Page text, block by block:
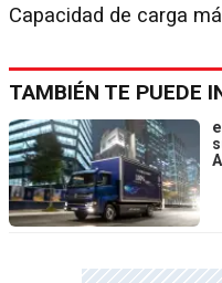
Capacidad de carga
TAMBIÉN TE PUEDE